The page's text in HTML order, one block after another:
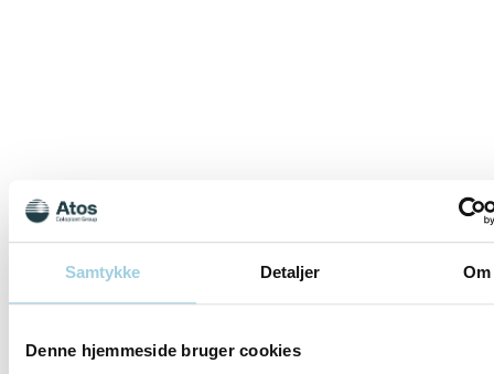
Samtykke Detaljer Om
Denne hjemmeside bruger cookies